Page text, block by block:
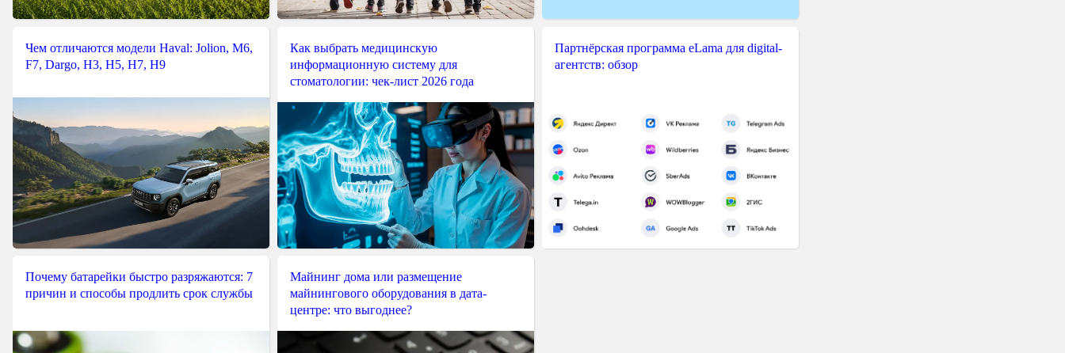
Чем отличаются модели Haval: Jolion, M6,
F7, Dargo, H3, H5, H7, H9
Как выбрать медицинскую
информационную систему для
стоматологии: чек-лист 2026 года
Партнёрская программа eLama для digital-
агентств: обзор
Почему батарейки быстро разряжаются: 7
причин и способы продлить срок службы
Майнинг дома или размещение
майнингового оборудования в дата-
центре: что выгоднее?